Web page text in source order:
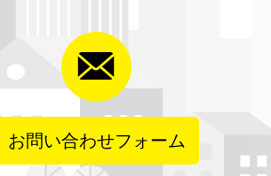
お問い合わせフォーム